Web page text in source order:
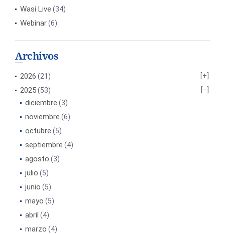
Wasi Live (34)
Webinar(6)
Archivos
2026 (21)
2025(53)
diciembre (3)
noviembre (6)
octubre (5)
septiembre (4)
agosto (3)
julio (5)
junio (5)
mayo (5)
abril (4)
marzo (4)